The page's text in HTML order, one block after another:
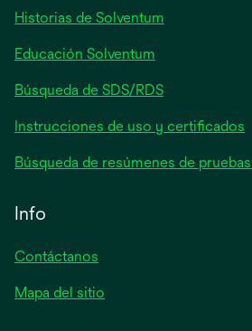
pestaña
Historias de Solventum
Educación Solventum
Búsqueda de SDS/RDS
Instrucciones de uso y certificados
Búsqueda de resúmenes de
Info
Contáctanos
Mapa del sitio